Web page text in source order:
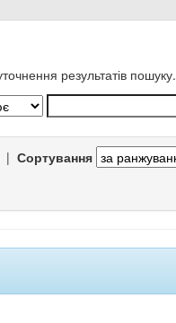
результатів пошуку.
| Сортування